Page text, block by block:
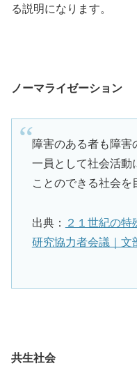
る説明になります。
ノーマライゼーション
障害のある者も障害
一員として社会活動
ことのできる社会を
出典：
２１世紀の
研究協力者会議｜文
共生社会